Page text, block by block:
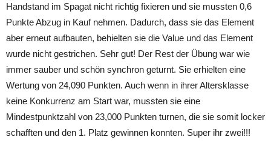
Handstand im Spagat nicht richtig fixieren und sie mussten 0,6
Punkte Abzug in Kauf nehmen. Dadurch, dass sie das Element
aber erneut aufbauten, behielten sie die Value und das Element
wurde nicht gestrichen. Sehr gut! Der Rest der Übung war wie
immer sauber und schön synchron geturnt. Sie erhielten eine
Wertung von 24,090 Punkten. Auch wenn in ihrer Altersklasse
keine Konkurrenz am Start war, mussten sie eine
Mindestpunktzahl von 23,000 Punkten turnen, die sie somit locker
schafften und den 1. Platz gewinnen konnten. Super ihr zwei!!!